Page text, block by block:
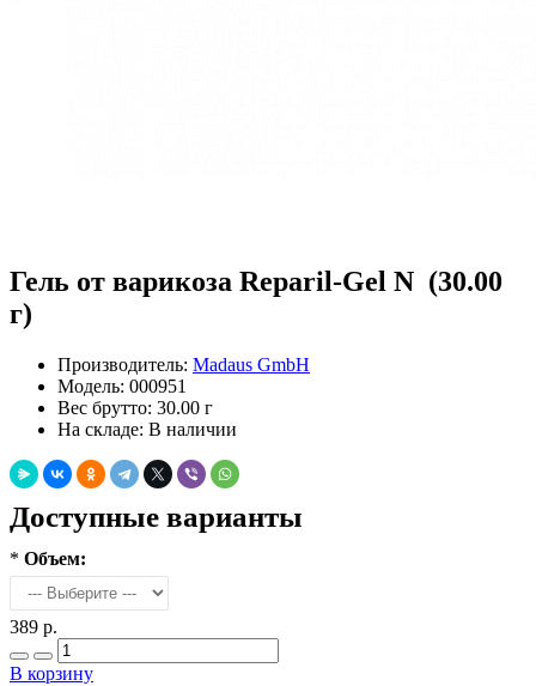
Гель от варикоза Reparil-Gel N (30.00
г)
Производитель: Madaus GmbH
Модель: 000951
Вес брутто: 30.00 г
На складе: В наличии
Доступные варианты
* Объем:
389 р.
В корзину